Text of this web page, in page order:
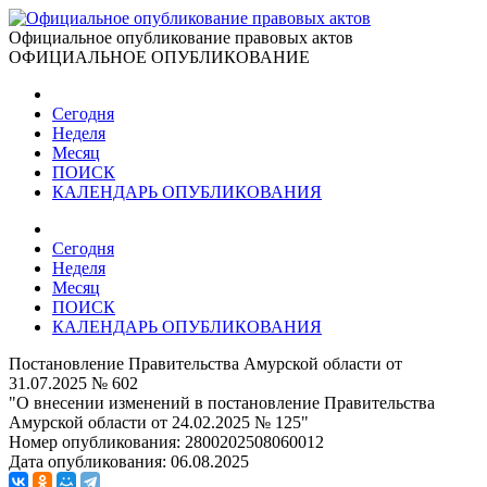
Официальное опубликование правовых актов
ОФИЦИАЛЬНОЕ ОПУБЛИКОВАНИЕ
Сегодня
Неделя
Месяц
ПОИСК
КАЛЕНДАРЬ ОПУБЛИКОВАНИЯ
Сегодня
Неделя
Месяц
ПОИСК
КАЛЕНДАРЬ ОПУБЛИКОВАНИЯ
Постановление Правительства Амурской области от
31.07.2025 № 602
"О внесении изменений в постановление Правительства
Амурской области от 24.02.2025 № 125"
Номер опубликования: 2800202508060012
Дата опубликования: 06.08.2025